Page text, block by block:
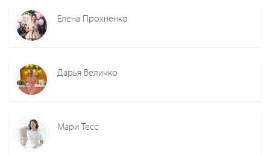
Елена Прохненко
Дарья Величко
Мари Тесс